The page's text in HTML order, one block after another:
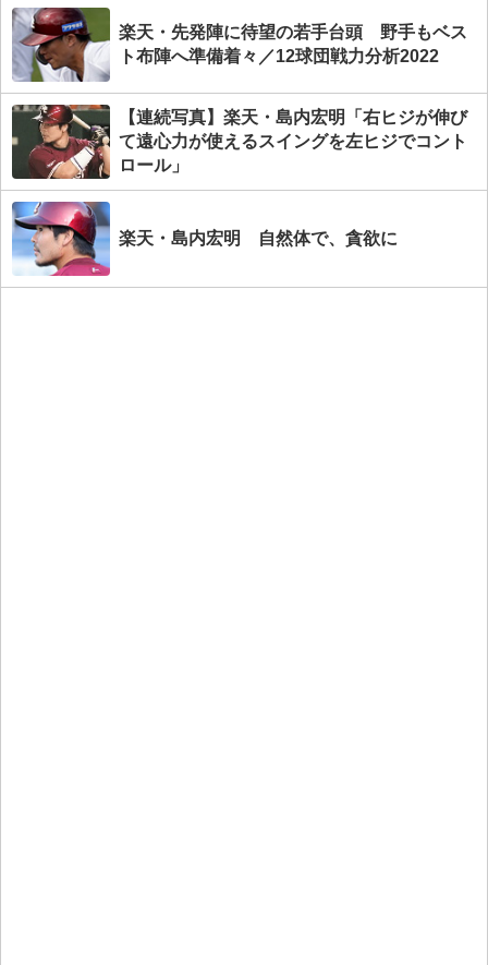
楽天・先発陣に待望の若手台頭 野手もベス
ト布陣へ準備着々／12球団戦力分析2022
【連続写真】楽天・島内宏明「右ヒジが伸び
て遠心力が使えるスイングを左ヒジでコント
ロール」
楽天・島内宏明 自然体で、貪欲に